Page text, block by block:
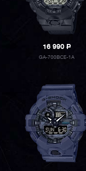
16 990P
GA-700BCE-1A